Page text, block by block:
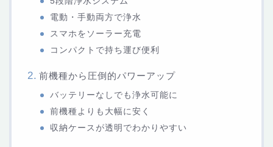
電動・手動両方で浄水
スマホをソーラー充電
コンパクトで持ち運び便利
前機種から圧倒的パワーアップ
バッテリーなしでも浄水可能に
前機種よりも大幅に安く
収納ケースが透明でわかりやすい